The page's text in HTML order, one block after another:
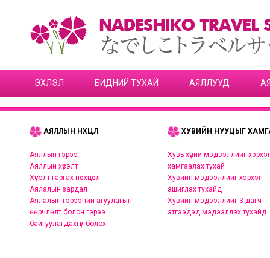
ЭХЛЭЛ БИДНИЙ ТУХАЙ АЯЛЛУУД
АЯЛЛЫН НӨХЦӨЛ
Аяллын гэрээ
Аяллын хүсэлт
Хүсэлт гаргах нөхцөл
Аялалын зардал
Аялалын гэрээний агуулагын
өөрчлөлт болон гэрээ
байгуулагдахгүй болох
ХУВИЙН НУУЦЫГ
Хувь хүний мэдээллийг
хамгаалах тухай
Хувийн мэдээллийг хэрхэн
ашиглах тухайд
Хувийн мэдээллийг 3 дагч
этгээдэд мэдээллэх тухайд